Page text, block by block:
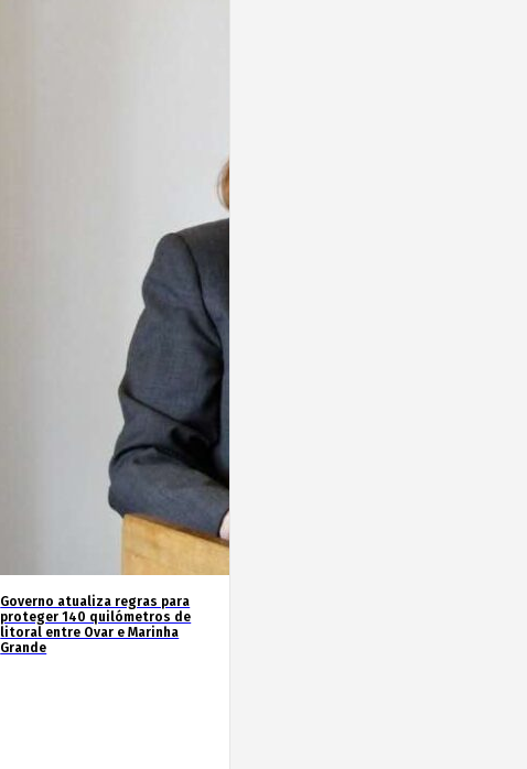
Governo atualiza regras para
proteger 140 quilómetros de
litoral entre Ovar e Marinha
Grande